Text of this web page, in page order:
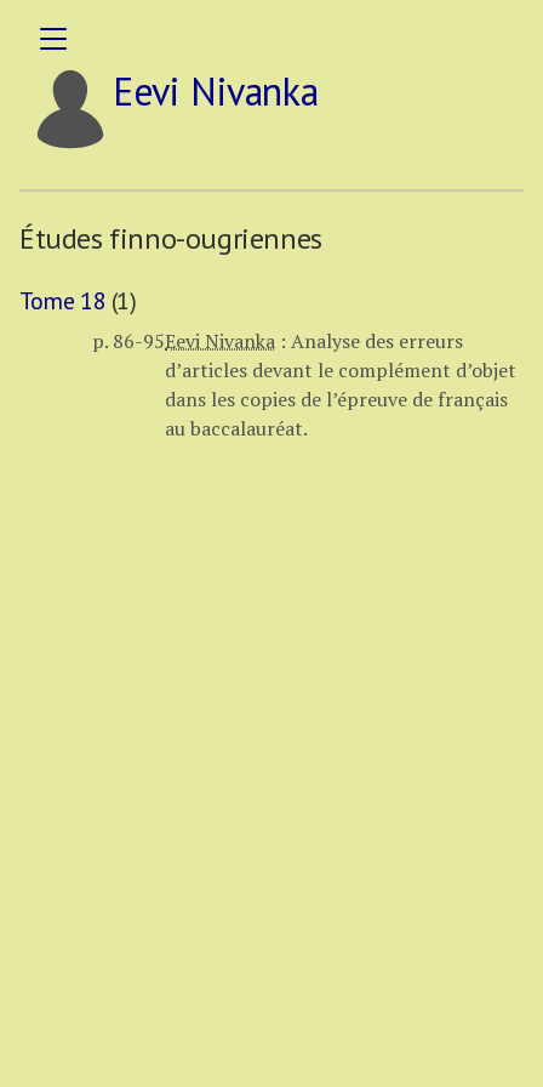
Eevi Nivanka
Études finno-ougriennes
Tome 18 (1)
p. 86-95Eevi Nivanka : Analyse des erreurs
d’articles devant le complément d’objet
dans les copies de l’épreuve de français
au baccalauréat.